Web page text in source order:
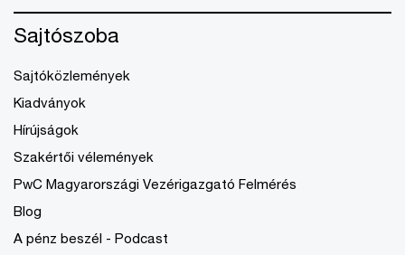
Sajtószoba
Sajtóközlemények
Kiadványok
Hírújságok
Szakértői vélemények
PwC Magyarországi Vezérigazgató Felmérés
Blog
A pénz beszél - Podcast